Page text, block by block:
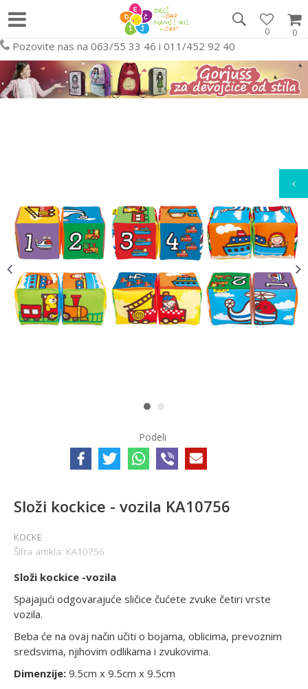
0
0
Pozovite nas na 063/55 33 46 i 011/452 92 40
1 2
Podeli
Složi kockice - vozila KA10756
KOCKE
Šifra artikla: KA10756
Složi kockice -vozila
Spajajući odgovarajuće sličice čućete zvuke četiri vrste
vozila.
Beba će na ovaj način učiti o bojama, oblicima, prevoznim
sredsvima, njihovim odlikama i zvukovima.
Dimenzije: 9.5cm x 9.5cm x 9.5cm